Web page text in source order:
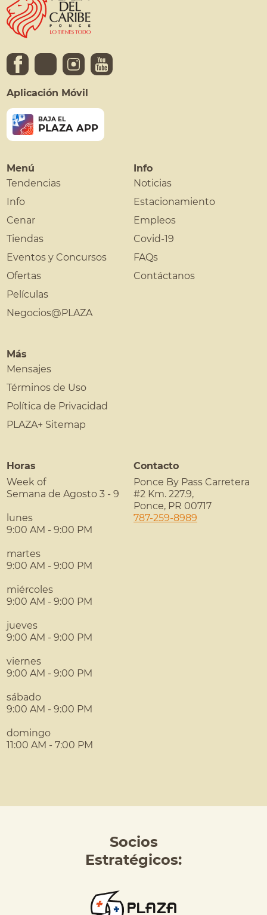
Aplicación Móvil
BAJA EL
PLAZA APP
Menú
Tendencias
Info
Cenar
Tiendas
Eventos y Concursos
Ofertas
Películas
Negocios@PLAZA
Info
Noticias
Estacionamiento
Empleos
Covid-19
FAQs
Contáctanos
Más
Mensajes
Términos de Uso
Política de Privacidad
PLAZA+ Sitemap
Horas
Week of
Semana de Agosto 3 - 9
lunes
9:00 AM - 9:00 PM
martes
9:00 AM - 9:00 PM
miércoles
9:00 AM - 9:00 PM
jueves
9:00 AM - 9:00 PM
viernes
9:00 AM - 9:00 PM
sábado
9:00 AM - 9:00 PM
domingo
11:00 AM - 7:00 PM
Contacto
Ponce By Pass Carretera
#2 Km. 227.9,
Ponce, PR 00717
787-259-8989
Socios
Estratégicos: